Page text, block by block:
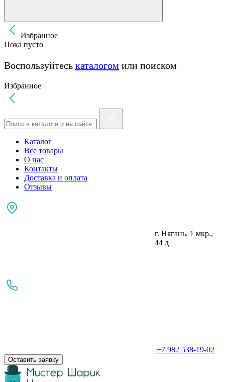
Избранное
Пока пусто
Воспользуйтесь каталогом или поиском
Избранное
Каталог
Все товары
О нас
Контакты
Доставка и оплата
Отзывы
г. Нягань, 1 мкр.,
44 д
+7 982 538-19-02
Оставить заявку